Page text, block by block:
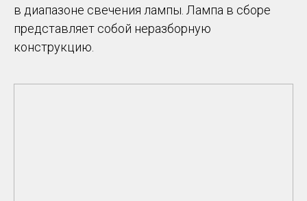
в диапазоне свечения лампы. Лампа в сборе
представляет собой неразборную
конструкцию.